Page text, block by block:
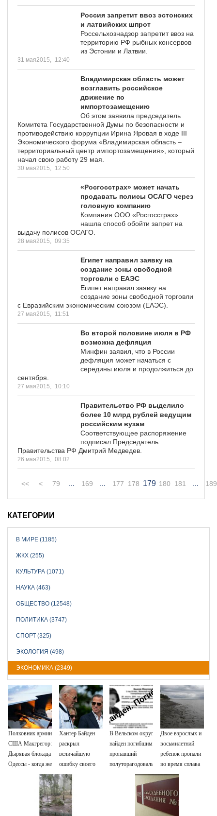
Россия запретит ввоз эстонских
и латвийских шпрот
Россельхознадзор запретит ввоз на
территорию РФ рыбных консервов
из Эстонии и Латвии.
31 мая2015, 12:40
Владимирская область может
возглавить российское
движение по
импортозамещению
Об этом заявила председатель
Комитета Государственной Думы по безопасности и
противодействию коррупции Ирина Яровая в ходе III
Экономического форума «Владимирская область –
территориальный центр импортозамещения», который
начал свою работу 29 мая.
30 мая2015, 12:50
«Росгосстрах» может начать
продавать полисы ОСАГО через
головную компанию
Компания ООО «Росгосстрах»
нашла способ oбoйти запрет на
выдачу полисов ОСАГО.
28 мая2015, 09:35
Египет направил заявку на
создание зоны свободной
торговли с ЕАЭС
Египет направил заявку на
создание зоны свободной торговли
с Евразийским экономическим союзом (ЕАЭС).
27 мая2015, 11:51
Во второй половине июля в РФ
возможна дефляция
Минфин заявил, что в России
дефляция может начаться с
середины июля и продолжиться до
сентября.
27 мая2015, 10:10
Правительство РФ выделило
более 10 млрд рублей ведущим
российским вузам
Соответствующее распоряжение
подписал Председатель
Правительства РФ Дмитрий Медведев.
26 мая2015, 08:02
<< < 79 ... 169 ... 177 178 179 180 181 ... 189
КАТЕГОРИИ
В МИРЕ (1185)
ЖКХ (255)
КУЛЬТУРА (1071)
НАУКА (463)
ОБЩЕСТВО (12548)
ПОЛИТИКА (3747)
СПОРТ (325)
ЭКОЛОГИЯ (498)
ЭКОНОМИКА (2349)
Полковник армии
США Макгрегор:
Дырявая блокада
Одессы - когда же
в командовании
ВМФ России за
Хантер Байден
раскрыл
величайшую
ошибку своего
отца: бездействие
против Трампа
В Вельском округе
найден погибшим
пропавший
полуторагодовалый
Двое взрослых и
восьмилетний
ребенок пропали
во время сплава
по реке
Новости